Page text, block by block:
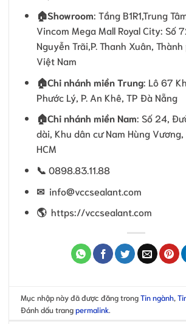
🏠Showroom: Tầng B1R1,Trung
Vincom Mega Mall Royal City: Số
Nguyễn Trãi,P. Thanh Xuân, Thành
Việt Nam
🏠Chi nhánh miền Trung: Lô 67
Phước Lý, P. An Khê, TP Đà Nẵng
🏠Chi nhánh miền Nam: Số 24,
dài, Khu dân cư Nam Hùng Vương,
HCM
📞 0898.83.11.88
✉ info@vccsealant.com
🌎 https://vccsealant.com
Mục nhập này đã được đăng trongTin ngành ,
Đánh dấu trangpermalink